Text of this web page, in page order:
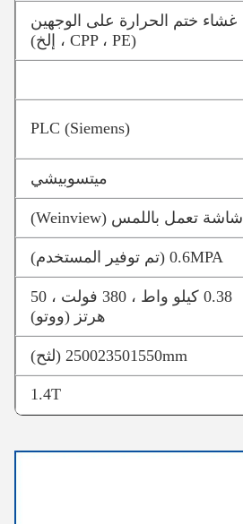
غشاء ختم الحرارة على الوجهين
(CPP ، PE ، إلخ)
PLC (Siemens)
ميتسوبيشي
شاشة تعمل باللمس (Weinview)
0.6MPA (تم توفير المستخدم)
0.38 كيلو واط ، 380 فولت ، 50
هرتز (ووتو)
250023501550mm (ل ثح)
1.4T